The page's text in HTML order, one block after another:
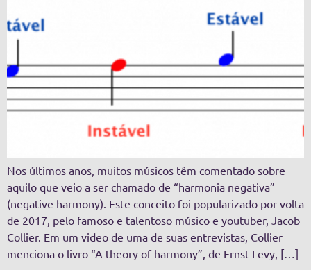
Nos últimos anos, muitos músicos têm comentado sobre
aquilo que veio a ser chamado de “harmonia negativa”
(negative harmony). Este conceito foi popularizado por volta
de 2017, pelo famoso e talentoso músico e youtuber, Jacob
Collier. Em um video de uma de suas entrevistas, Collier
menciona o livro “A theory of harmony”, de Ernst Levy, […]